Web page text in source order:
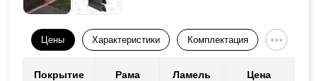
Цены Характеристики Комплектация
Покрытие Рама Ламель Цена